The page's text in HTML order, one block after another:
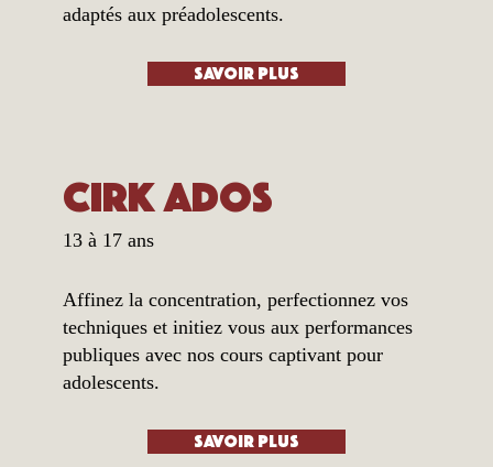
adaptés aux préadolescents.
Savoir plus
Cirk Ados
13 à 17 ans
Affinez la concentration, perfectionnez vos
techniques et initiez vous aux performances
publiques avec nos cours captivant pour
adolescents.
Savoir plus